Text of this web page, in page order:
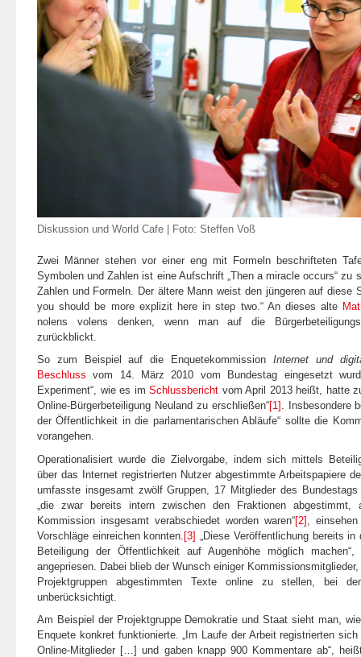
Diskussion und World Cafe | Foto: Steffen Voß
Zwei Männer stehen vor einer eng mit Formeln beschrifteten
Symbolen und Zahlen ist eine Aufschrift „Then a miracle occurs“ zu
Zahlen und Formeln. Der ältere Mann weist den jüngeren auf diese
you should be more explizit here in step two.“ An dieses alte
nolens volens denken, wenn man auf die
zurückblickt.
So zum Beispiel auf die Enquetekommission Internet und
Beschluss vom 14. März 2010 vom Bundestag eingesetzt
Experiment“, wie es imSchlussbericht vom April 2013 heißt, hatte
Online-Bürgerbeteiligung Neuland zu erschließen“[1] . Insbesondere
der Öffentlichkeit in die parlamentarischen Abläufe“ sollte die
vorangehen.
Operationalisiert wurde die Zielvorgabe, indem sich mittels
über das Internet registrierten Nutzer abgestimmte Arbeitspapiere
umfasste insgesamt zwölf Gruppen, 17 Mitglieder des
„die zwar bereits intern zwischen den Fraktionen
Kommission insgesamt verabschiedet worden waren“[2] ,
Vorschläge einreichen konnten. [3] „Diese Veröffentlichung bereits
Beteiligung der Öffentlichkeit auf Augenhöhe möglich
angepriesen. Dabei blieb der Wunsch einiger
Projektgruppen abgestimmten Texte online zu stellen, bei
unberücksichtigt.
Am Beispiel der Projektgruppe Demokratie und Staat sieht man,
Enquete konkret funktionierte. „Im Laufe der Arbeit registrierten
Online-Mitglieder […] und gaben knapp 900 Kommentare ab“,